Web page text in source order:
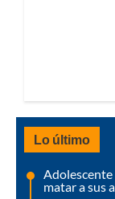
Lo último
matar a sus